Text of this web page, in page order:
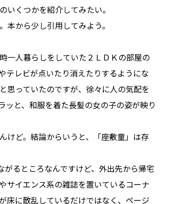
くつかを紹介してみたい。
から少し引用してみよう。
一人暮らしをしていた２ＬＤＫの部屋の
テレビが点いたり消えたりするようにな
っていたのですが、徐々に人の気配を
と、和服を着た長髪の女の子の姿が映り
けど。結論からいうと、「座敷童」は存
るところなんですけど、外出先から帰宅
サイエンス系の雑誌を置いているコーナ
床に散乱しているだけではなく、ページ